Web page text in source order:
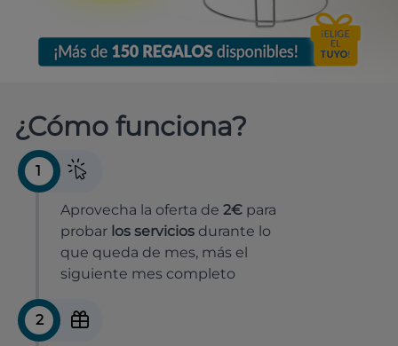
¿Cómo funciona?
1
Aprovecha la oferta de 2€ para
probar los servicios durante lo
que queda de mes, más el
siguiente mes completo
2